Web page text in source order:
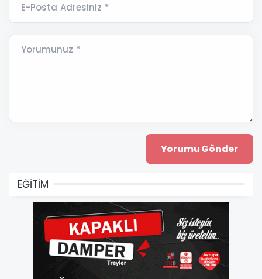
E-Posta Adresiniz *
Yorumunuz *
EĞİTİM